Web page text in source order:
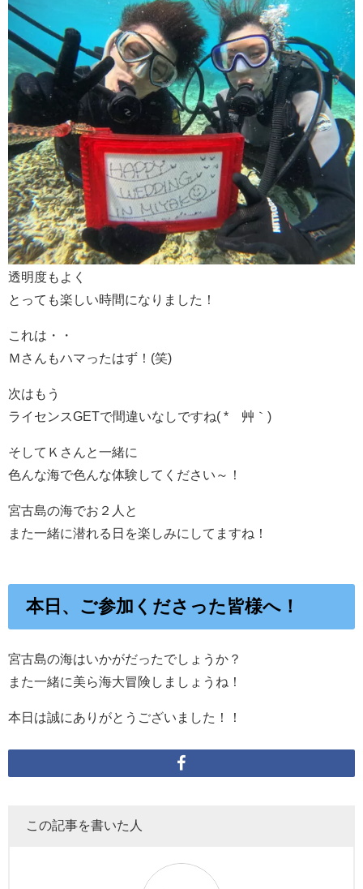
透明度もよく
とっても楽しい時間になりました！
これは・・
Ｍさんもハマったはず！(笑)
次はもう
ライセンスGETで間違いなしですね( *´艸｀)
そしてＫさんと一緒に
色んな海で色んな体験してください～！
宮古島の海でお２人と
また一緒に潜れる日を楽しみにしてますね！
本日、ご参加くださった皆様へ！
宮古島の海はいかがだったでしょうか？
また一緒に美ら海大冒険しましょうね！
本日は誠にありがとうございました！！
この記事を書いた人